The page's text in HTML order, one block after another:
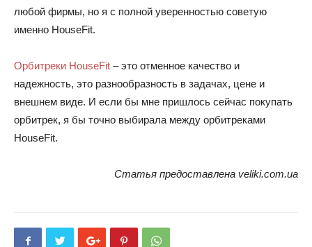
любой фирмы, но я с полной уверенностью советую
именно HouseFit.
Орбитреки HouseFit – это отменное качество и
надежность, это разнообразность в задачах, цене и
внешнем виде. И если бы мне пришлось сейчас покупать
орбитрек, я бы точно выбирала между орбитреками
HouseFit.
Статья предоставлена veliki.com.ua